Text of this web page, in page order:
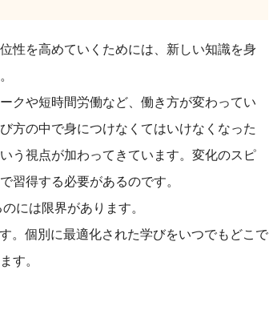
性を高めていくためには、新しい知識を身
クや短時間労働など、働き方が変わってい
方の中で身につけなくてはいけなくなった
う視点が加わってきています。変化のスピ
習得する必要があるのです。
には限界があります。
。個別 に最適化された学びをいつでもどこで
す。